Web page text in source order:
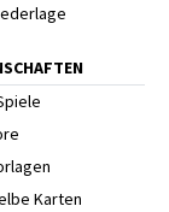
Karten